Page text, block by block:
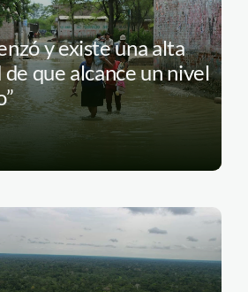
y existe una alta
que alcance un nivel